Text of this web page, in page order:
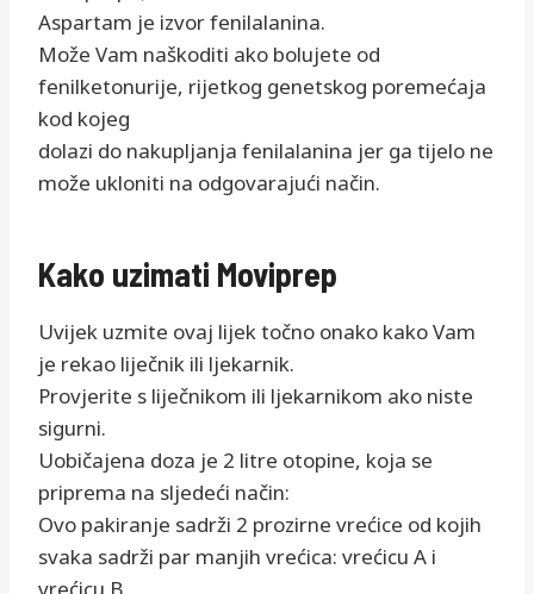
Aspartam je izvor fenilalanina.
Može Vam naškoditi ako bolujete od
fenilketonurije, rijetkog genetskog poremećaja
kod kojeg
dolazi do nakupljanja fenilalanina jer ga tijelo ne
može ukloniti na odgovarajući način.
Kako uzimati Moviprep
Uvijek uzmite ovaj lijek točno onako kako Vam
je rekao liječnik ili ljekarnik.
Provjerite s liječnikom ili ljekarnikom ako niste
sigurni.
Uobičajena doza je 2 litre otopine, koja se
priprema na sljedeći način:
Ovo pakiranje sadrži 2 prozirne vrećice od kojih
svaka sadrži par manjih vrećica: vrećicu A i